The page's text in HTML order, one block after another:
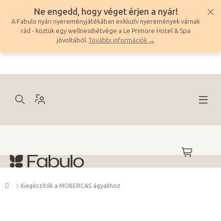
tartalomhoz
Ne engedd, hogy véget érjen a nyár!
A Fabulo nyári nyereményjátékában exkluzív nyeremények várnak
rád - köztük egy wellnesshétvége a Le Primore Hotel & Spa
jóvoltából. További információk →
KOSÁR
Kezdőlap
Kiegészítők a MOBERCAS ágyakhoz